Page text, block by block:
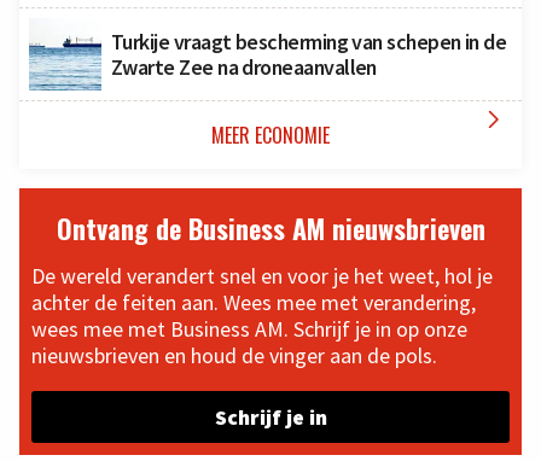
Turkije vraagt bescherming van schepen in de
Zwarte Zee na droneaanvallen
MEER ECONOMIE 
Ontvang de Business AM nieuwsbrieven
De wereld verandert snel en voor je het weet, hol je
achter de feiten aan. Wees mee met verandering,
wees mee met Business AM. Schrijf je in op onze
nieuwsbrieven en houd de vinger aan de pols.
Schrijf je in